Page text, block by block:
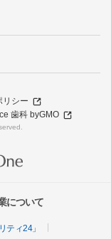
リシー
歯科 byGMO
について
ティ24」